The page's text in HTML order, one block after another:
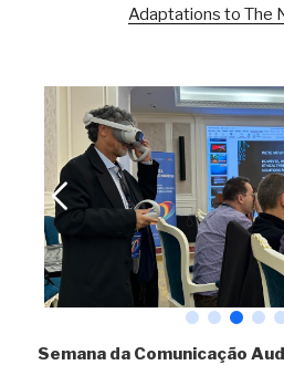
Adaptations to The
Semana da Comunicação